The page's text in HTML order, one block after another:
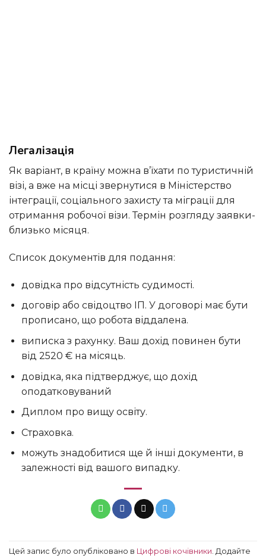
Легалізація
Як варіант, в країну можна в’їхати по туристичній
візі, а вже на місці звернутися в Міністерство
інтеграції, соціального захисту та міграції для
отримання робочої візи. Термін розгляду заявки-
близько місяця.
Список документів для подання:
довідка про відсутність судимості.
договір або свідоцтво ІП. У договорі має бути
прописано, що робота віддалена.
виписка з рахунку. Ваш дохід повинен бути
від 2520 € на місяць.
довідка, яка підтверджує, що дохід
оподатковуваний
Диплом про вищу освіту.
Страховка.
можуть знадобитися ще й інші документи, в
залежності від вашого випадку.
Цей запис було опубліковано в Цифрові кочівники . Додайте